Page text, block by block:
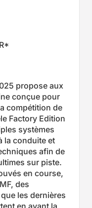
propose aux
conçue pour
compétition de
Factory Edition
systèmes
la conduite et
afin de
sur piste.
en course,
des
les dernières